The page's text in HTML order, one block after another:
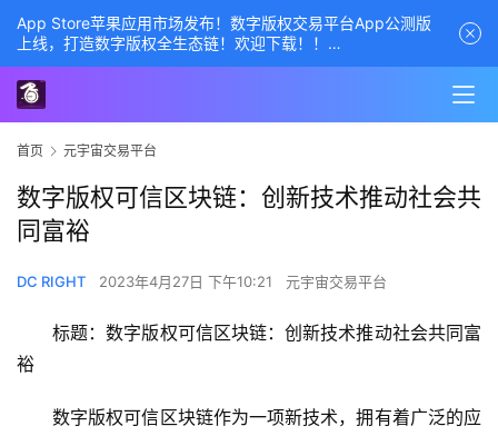
首页 元宇宙交易平台
数字版权可信区块链：创新技术推动社会共
同富裕
DC RIGHT 2023年4月27日 下午10:21 元宇宙交易平台
标题：数字版权可信区块链：创新技术推动社会共同富
裕
数字版权可信区块链作为一项新技术，拥有着广泛的应
App Store苹果应用市场发布！数字版权交易平台App公测版
上线，打造数字版权全生态链！欢迎下载！！
商务经理联系方式——数字版权交易平台